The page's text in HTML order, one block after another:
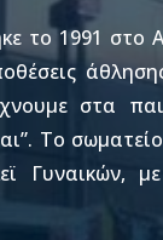
το 1991 στο
στα
Το σωματείο
Γυναικών,